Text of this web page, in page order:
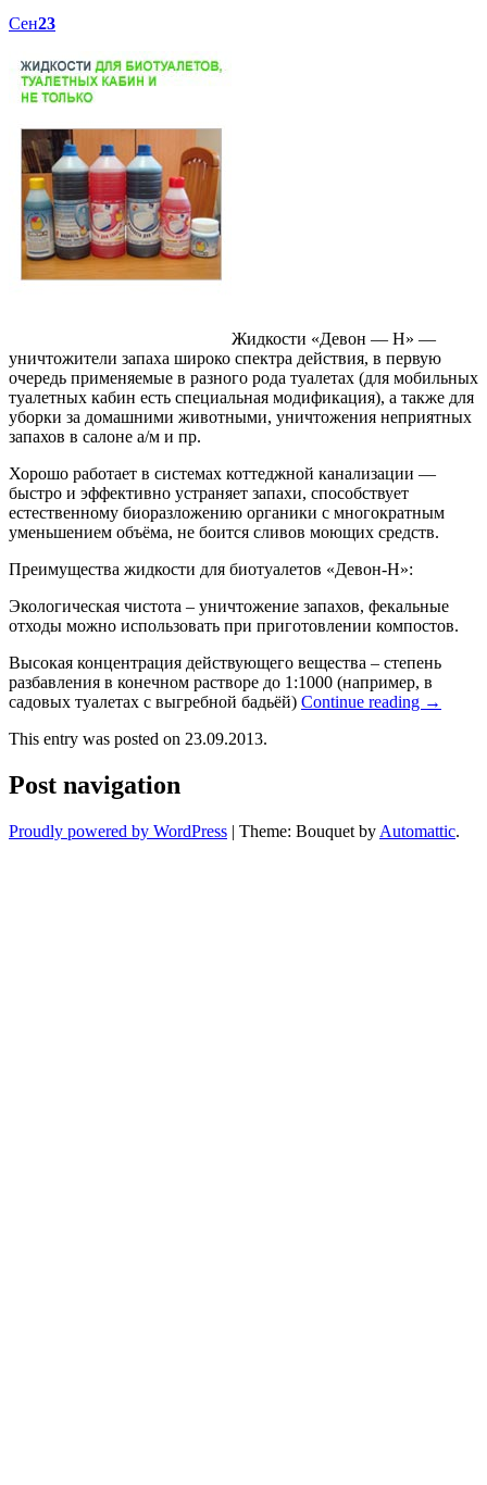
Сен23
Жидкости «Девон — Н» —
уничтожители запаха широко спектра действия, в первую
очередь применяемые в разного рода туалетах (для мобильных
туалетных кабин есть специальная модификация), а также для
уборки за домашними животными, уничтожения неприятных
запахов в салоне а/м и пр.
Хорошо работает в системах коттеджной канализации —
быстро и эффективно устраняет запахи, способствует
естественному биоразложению органики с многократным
уменьшением объёма, не боится сливов моющих средств.
Преимущества жидкости для биотуалетов «Девон-Н»:
Экологическая чистота – уничтожение запахов, фекальные
отходы можно использовать при приготовлении компостов.
Высокая концентрация действующего вещества – степень
разбавления в конечном растворе до 1:1000 (например, в
садовых туалетах с выгребной бадьёй) Continue reading →
This entry was posted on 23.09.2013.
Post navigation
Proudly powered by WordPress | Theme: Bouquet by Automattic.